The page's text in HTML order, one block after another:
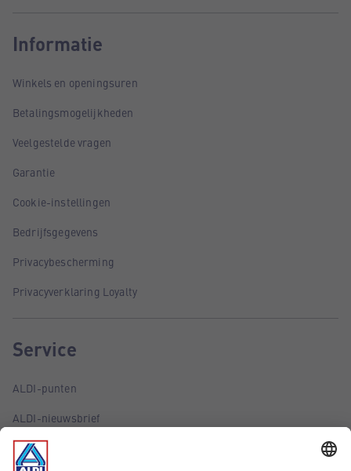
Informatie
Winkels en openingsuren
Betalingsmogelijkheden
Veelgestelde vragen
Garantie
Cookie-instellingen
Bedrijfsgegevens
Privacybescherming
Privacyverklaring Loyalty
Service
ALDI-punten
ALDI-nieuwsbrief
ALDI-folder via e-mail